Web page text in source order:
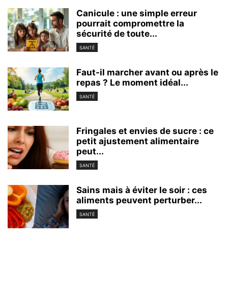
Canicule : une simple erreur
pourrait compromettre la
sécurité de toute...
SANTÉ
Faut-il marcher avant ou après le
repas ? Le moment idéal...
SANTÉ
Fringales et envies de sucre : ce
petit ajustement alimentaire
peut...
SANTÉ
Sains mais à éviter le soir : ces
aliments peuvent perturber...
SANTÉ